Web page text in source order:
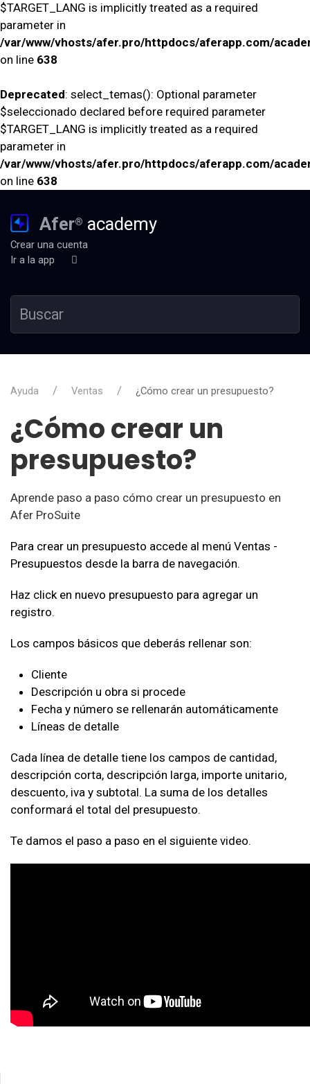
$TARGET_LANG is implicitly treated as a required
parameter in
/var/www/vhosts/afer.pro/httpdocs/aferapp.com/
on line 638
Deprecated: select_temas(): Optional parameter
$seleccionado declared before required parameter
$TARGET_LANG is implicitly treated as a required
parameter in
/var/www/vhosts/afer.pro/httpdocs/aferapp.com/
on line 638
Afer® academy
Crear una cuenta
Ir a la app
Ayuda Ventas ¿Cómo crear un presupuesto?
¿Cómo crear un
presupuesto?
Aprende paso a paso cómo crear un presupuesto en
Afer ProSuite
Para crear un presupuesto accede al menú Ventas -
Presupuestos desde la barra de navegación.
Haz click en nuevo presupuesto para agregar un
registro.
Los campos básicos que deberás rellenar son:
Cliente
Descripción u obra si procede
Fecha y número se rellenarán automáticamente
Líneas de detalle
Cada línea de detalle tiene los campos de cantidad,
descripción corta, descripción larga, importe unitario,
descuento, iva y subtotal. La suma de los detalles
conformará el total del presupuesto.
Te damos el paso a paso en el siguiente video.